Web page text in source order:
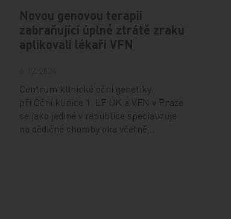
Novou genovou terapii
zabraňující úplné ztrátě zraku
aplikovali lékaři VFN
Centrum klinické oční genetiky
při Oční klinice 1. LF UK a VFN v Praze
se jako jediné v republice specializuje
na dědičné choroby oka včetně…